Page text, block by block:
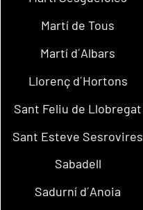
Martí de Tous
Martí d´Albars
Llorenç d´Hortons
Sant Feliu de Llobregat
Sant Esteve Sesrovires
Sabadell
Sadurní d´Anoia